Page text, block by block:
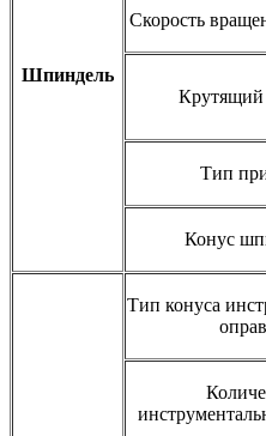
Шпиндель
Скорость
Тип
Конус
Тип конуса